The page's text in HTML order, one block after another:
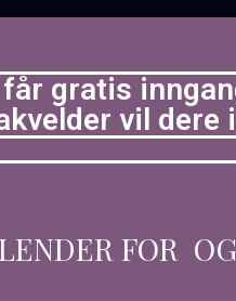
gratis
vil
FOR